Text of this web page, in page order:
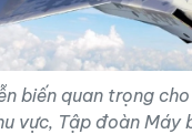
biến quan trọng
vực, Tập đoàn Máy